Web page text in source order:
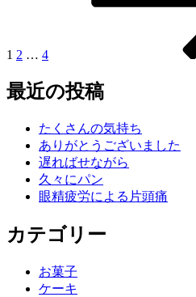
ゲ
ー
シ
1 2 … 4
最近の投稿
たくさんの気持ち
ありがとうございました
遅ればせながら
久々にパン
眼精疲労による片頭痛
カテゴリー
お菓子
ケーキ